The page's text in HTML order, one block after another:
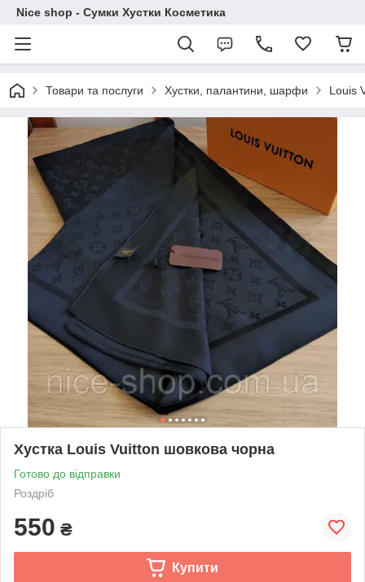
Nice shop - Сумки Хустки Косметика
Товари та послуги Хустки, палантини, шарфи Louis
Хустка Louis Vuitton шовкова чорна
Готово до відправки
Роздріб
550 ₴
Купити